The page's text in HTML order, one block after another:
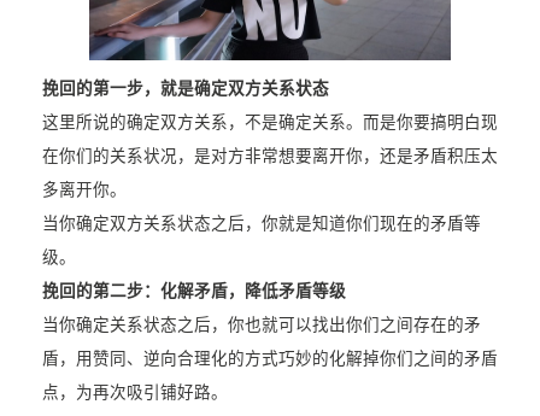
挽回的第一步，就是确定双方关系状态
这里所说的确定双方关系，不是确定关系。而是你要搞明白现
在你们的关系状况，是对方非常想要离开你，还是矛盾积压太
多离开你。
当你确定双方关系状态之后，你就是知道你们现在的矛盾等
级。
挽回的第二步：化解矛盾，降低矛盾等级
当你确定关系状态之后，你也就可以找出你们之间存在的矛
盾，用赞同、逆向合理化的方式巧妙的化解掉你们之间的矛盾
点，为再次吸引铺好路。